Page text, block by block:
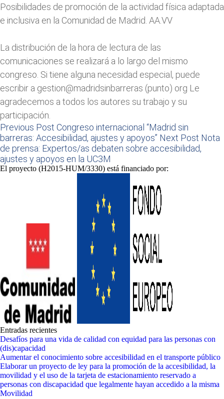
Posibilidades de promoción de la actividad física adaptada
e inclusiva en la Comunidad de Madrid. AA.VV
La distribución de la hora de lectura de las
comunicaciones se realizará a lo largo del mismo
congreso. Si tiene alguna necesidad especial, puede
escribir a gestion@madridsinbarreras (punto) org Le
agradecemos a todos los autores su trabajo y su
participación.
Previous Post Congreso internacional “Madrid sin
barreras: Accesibilidad, ajustes y apoyos” Next Post Nota
de prensa: Expertos/as debaten sobre accesibilidad,
ajustes y apoyos en la UC3M
El proyecto (H2015-HUM/3330) está financiado por:
Entradas recientes
Desafíos para una vida de calidad con equidad para las personas con
(dis)capacidad
Aumentar el conocimiento sobre accesibilidad en el transporte público
Elaborar un proyecto de ley para la promoción de la accesibilidad, la
movilidad y el uso de la tarjeta de estacionamiento reservado a
personas con discapacidad que legalmente hayan accedido a la misma
Movilidad